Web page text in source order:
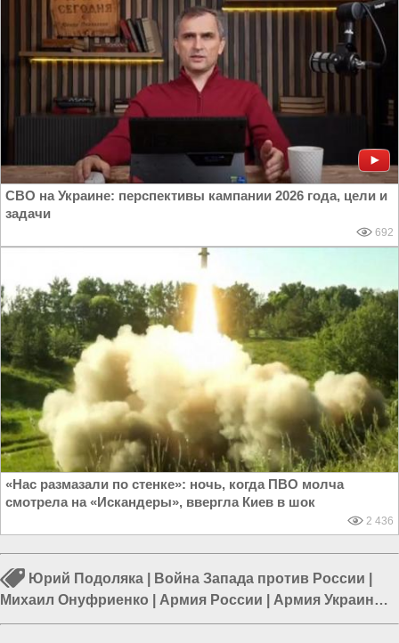
СВО на Украине: перспективы кампании 2026 года, цели и
задачи
692
«Нас размазали по стенке»: ночь, когда ПВО молча
смотрела на «Искандеры», ввергла Киев в шок
2 436
Юрий Подоляка Война Запада против России
Михаил Онуфриенко
Армия России Армия Украины|
Война в Новороссии|Курская область